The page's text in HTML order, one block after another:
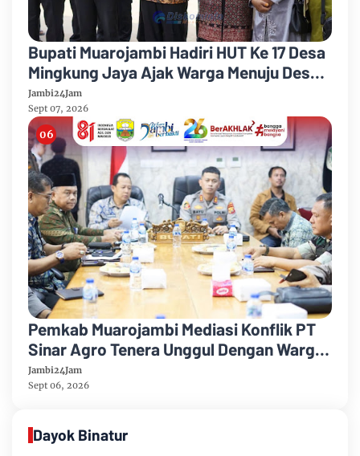
Bupati Muarojambi Hadiri HUT Ke 17 Desa
Mingkung Jaya Ajak Warga Menuju Desa
Mandiri 2026
Jambi24Jam
Sept 07, 2026
Pemkab Muarojambi Mediasi Konflik PT
Sinar Agro Tenera Unggul Dengan Warga
Sipin Teluk Duren
Jambi24Jam
Sept 06, 2026
Dayok Binatur